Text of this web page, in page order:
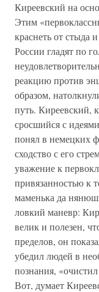
Киреевский на
Этим
краснеть от стыда
России гладят по
реакцию против
образом,
путь. Киреевский,
сросшийся с
понял в немецких
сходство с его
уважение к
привязанностью к
маменька да
ловкий маневр:
велик и полезен,
пределов, он
убедил людей в
познания,
Вот, думает